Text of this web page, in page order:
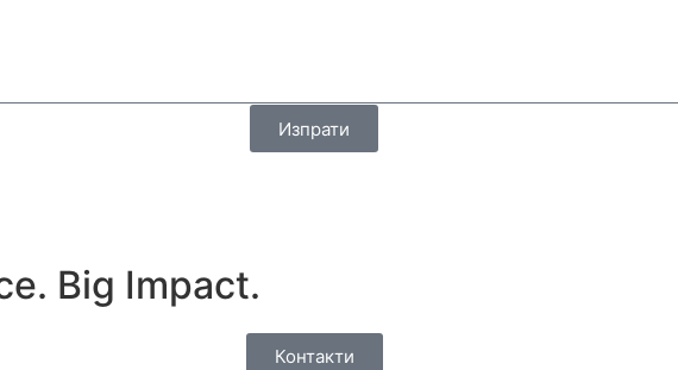
Изпрати
Big Impact.
Контакти